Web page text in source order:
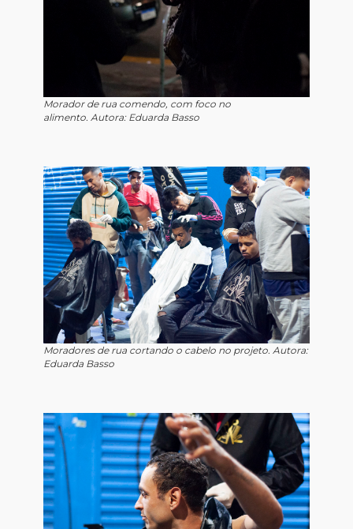
Morador de rua comendo, com foco no
alimento. Autora: Eduarda Basso
Moradores de rua cortando o cabelo no projeto. Autora:
Eduarda Basso